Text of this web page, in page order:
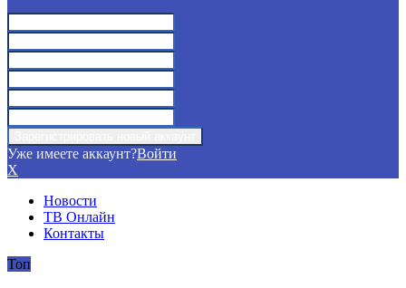
Уже имеете аккаунт?Войти
X
Новости
ТВ Онлайн
Контакты
Топ